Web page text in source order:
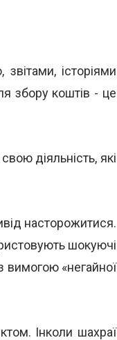
історіями
збору коштів - це
діяльність, які
насторожитися.
шокуючі
вимогою «негайної
Інколи шахраї